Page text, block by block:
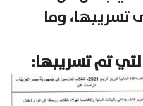
تسريبها، وما
تم تسريبها: